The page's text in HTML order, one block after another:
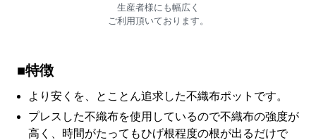
生産者様にも幅広く
ご利用頂いております。
■特徴
より安くを、とことん追求した不織布ポットです。
プレスした不織布を使用しているので不織布の強度が
高く、時間がたってもひげ根程度の根が出るだけで